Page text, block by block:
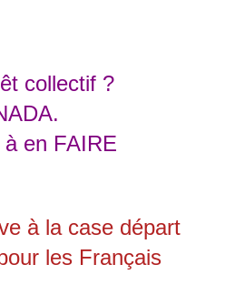
collectif ?
à en FAIRE
à la case départ
les Français